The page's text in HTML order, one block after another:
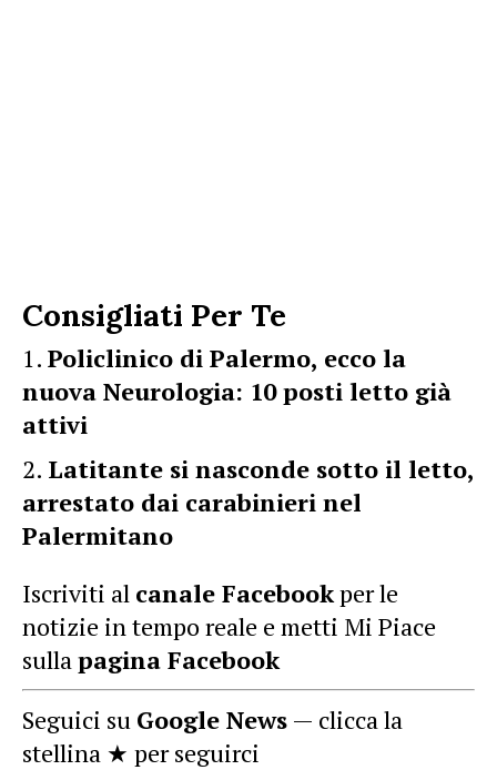
Consigliati Per Te
Policlinico di Palermo, ecco la
nuova Neurologia: 10 posti letto già
attivi
Latitante si nasconde sotto il letto,
arrestato dai carabinieri nel
Palermitano
Iscriviti al canale Facebookper le
notizie in tempo reale e metti Mi Piace
sullapagina Facebook
Seguici su Google News — clicca la
stellina ★ per seguirci